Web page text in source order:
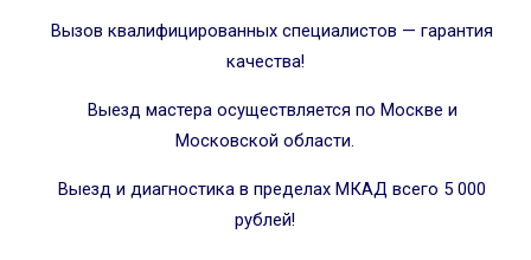
Вызов квалифицированных специалистов — гарантия
качества!
Выезд мастера осуществляется по Москве и
Московской области.
Выезд и диагностика в пределах МКАД всего 5 000
рублей!